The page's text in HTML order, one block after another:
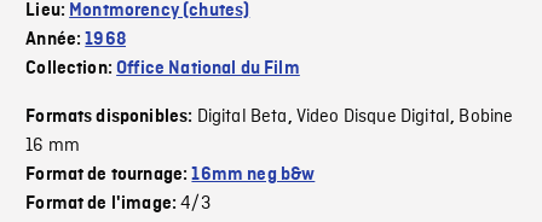
Lieu: Montmorency (chutes)
Année:1968
Collection:Office National du Film
Formats disponibles: Digital Beta, Video Disque Digital, Bobine
16 mm
Format de tournage:16mm neg b&w
Format de l'image:4/3